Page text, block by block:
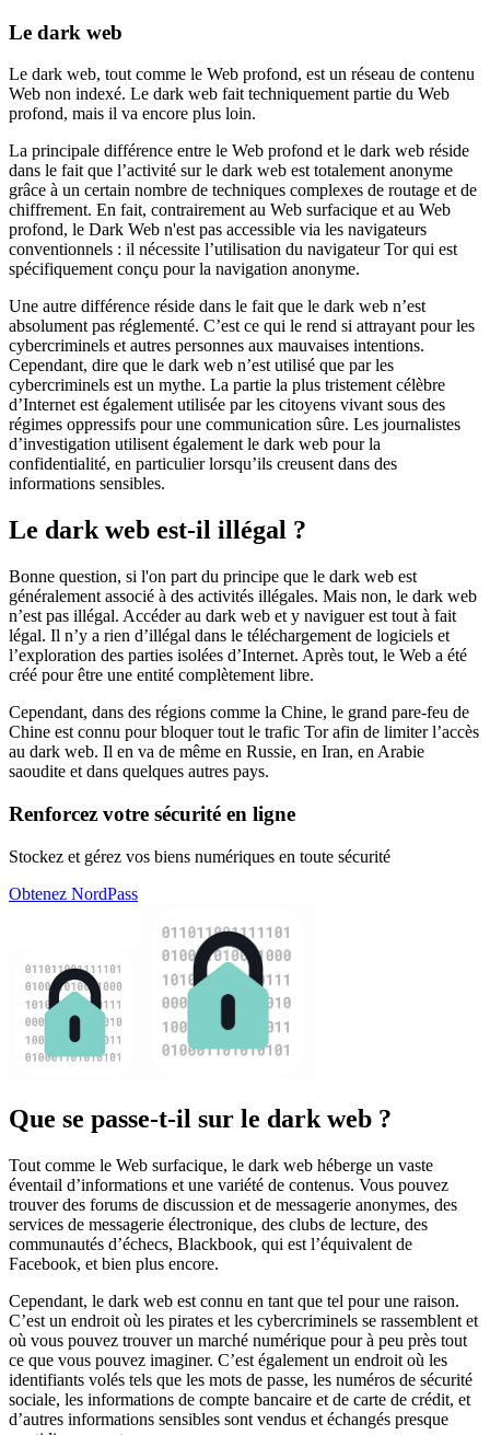
Le dark web
Le dark web, tout comme le Web profond, est un réseau de contenu
Web non indexé. Le dark web fait techniquement partie du Web
profond, mais il va encore plus loin.
La principale différence entre le Web profond et le dark web réside
dans le fait que l’activité sur le dark web est totalement anonyme
grâce à un certain nombre de techniques complexes de routage et de
chiffrement. En fait, contrairement au Web surfacique et au Web
profond, le Dark Web n'est pas accessible via les navigateurs
conventionnels : il nécessite l’utilisation du navigateur Tor qui est
spécifiquement conçu pour la navigation anonyme.
Une autre différence réside dans le fait que le dark web n’est
absolument pas réglementé. C’est ce qui le rend si attrayant pour les
cybercriminels et autres personnes aux mauvaises intentions.
Cependant, dire que le dark web n’est utilisé que par les
cybercriminels est un mythe. La partie la plus tristement célèbre
d’Internet est également utilisée par les citoyens vivant sous des
régimes oppressifs pour une communication sûre. Les journalistes
d’investigation utilisent également le dark web pour la
confidentialité, en particulier lorsqu’ils creusent dans des
informations sensibles.
Le dark web est-il illégal ?
Bonne question, si l'on part du principe que le dark web est
généralement associé à des activités illégales. Mais non, le dark web
n’est pas illégal. Accéder au dark web et y naviguer est tout à fait
légal. Il n’y a rien d’illégal dans le téléchargement de logiciels et
l’exploration des parties isolées d’Internet. Après tout, le Web a été
créé pour être une entité complètement libre.
Cependant, dans des régions comme la Chine, le grand pare-feu de
Chine est connu pour bloquer tout le trafic Tor afin de limiter l’accès
au dark web. Il en va de même en Russie, en Iran, en Arabie
saoudite et dans quelques autres pays.
Renforcez votre sécurité en ligne
Stockez et gérez vos biens numériques en toute sécurité
Obtenez NordPass
Que se passe-t-il sur le dark web ?
Tout comme le Web surfacique, le dark web héberge un vaste
éventail d’informations et une variété de contenus. Vous pouvez
trouver des forums de discussion et de messagerie anonymes, des
services de messagerie électronique, des clubs de lecture, des
communautés d’échecs, Blackbook, qui est l’équivalent de
Facebook, et bien plus encore.
Cependant, le dark web est connu en tant que tel pour une raison.
C’est un endroit où les pirates et les cybercriminels se rassemblent et
où vous pouvez trouver un marché numérique pour à peu près tout
ce que vous pouvez imaginer. C’est également un endroit où les
identifiants volés tels que les mots de passe, les numéros de sécurité
sociale, les informations de compte bancaire et de carte de crédit, et
d’autres informations sensibles sont vendus et échangés presque